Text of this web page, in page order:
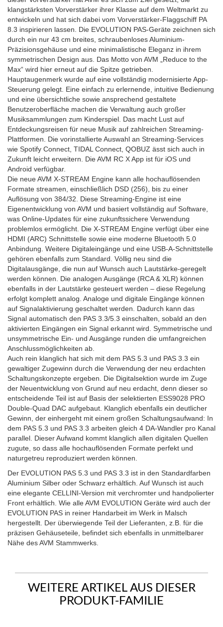
klangstärksten Vorverstärker ihrer Klasse auf dem Weltmarkt zu
entwickeln und hat sich dabei vom Vorverstärker-Flaggschiff PA
8.3 inspirieren lassen. Die EVOLUTION PAS-Geräte zeichnen sich
durch ein nur 43 cm breites, schraubenloses Aluminium-
Präzisionsgehäuse und eine minimalistische Eleganz in ihrem
symmetrischen Design aus. Das Motto von AVM „Reduce to the
Max“ wird hier erneut auf die Spitze getrieben.
Hauptaugenmerk wurde auf eine vollständig modernisierte App-
Steuerung gelegt. Eine einfach zu erlernende, intuitive Bedienung
und eine übersichtliche sowie ansprechend gestaltete
Benutzeroberfläche machen die Verwaltung auch großer
Musiksammlungen zum Kinderspiel. Das macht Lust auf
Entdeckungsreisen für neue Musik auf zahlreichen Streaming-
Plattformen. Die vorinstallierte Auswahl an Streaming-Services
wie Spotify Connect, TIDAL Connect, QOBUZ ässt sich auch in
Zukunft leicht erweitern. Die AVM RC X App ist für iOS und
Android verfügbar.
Die neue AVM X-STREAM Engine kann alle hochauflösenden
Formate streamen, einschließlich DSD (256), bis zu einer
Auflösung von 384/32. Diese Streaming-Engine ist eine
Eigenentwicklung von AVM und basiert vollständig auf Software,
was Online-Updates für eine zukunftssichere Verwendung
problemlos ermöglicht. Die X-STREAM Engine verfügt über eine
HDMI (ARC) Schnittstelle sowie eine moderne Bluetooth 5.0
Anbindung. Weitere Digitaleingänge und eine USB-A-Schnittstelle
gehören ebenfalls zum Standard. Völlig neu sind die
Digitalausgänge, die nun auf Wunsch auch Lautstärke-geregelt
werden können. Die analogen Ausgänge (RCA & XLR) können
ebenfalls in der Lautstärke gesteuert werden – diese Regelung
erfolgt komplett analog. Analoge und digitale Eingänge können
auf Signalaktivierung geschaltet werden. Dadurch kann das
Signal automatisch den PAS 3.3/5.3 einschalten, sobald an den
aktivierten Eingängen ein Signal erkannt wird. Symmetrische und
unsymmetrische Ein- und Ausgänge runden die umfangreichen
Anschlussmöglichkeiten ab.
Auch rein klanglich hat sich mit dem PAS 5.3 und PAS 3.3 ein
gewaltiger Zugewinn durch die Verwendung der neu erdachten
Schaltungskonzepte ergeben. Die Digitalsektion wurde im Zuge
der Neuentwicklung von Grund auf neu erdacht, denn dieser so
entscheidende Teil ist auf Basis der selektierten ESS9028 PRO
Double-Quad DAC aufgebaut. Klanglich ebenfalls ein deutlicher
Gewinn, der einhergeht mit einem großen Schaltungsaufwand: In
dem PAS 5.3 und PAS 3.3 arbeiten gleich 4 DA-Wandler pro Kanal
parallel. Dieser Aufwand kommt klanglich allen digitalen Quellen
zugute, so dass alle hochauflösenden Formate perfekt und
naturgetreu reproduziert werden können.
Der EVOLUTION PAS 5.3 und PAS 3.3 ist in den Standardfarben
Aluminium Silber oder Schwarz erhältlich. Auf Wunsch ist auch
eine elegante CELLINI-Version mit verchromter und handpolierter
Front erhältlich. Wie alle AVM EVOLUTION Geräte wird auch der
EVOLUTION PAS in reiner Handarbeit im Werk in Malsch
hergestellt. Der überwiegende Teil der Lieferanten, z.B. für die
präzisen Gehäuseteile, befindet sich ebenfalls in unmittelbarer
Nähe des AVM Stammwerks.
WEITERE ARTIKEL AUS DIESER
PRODUKT-FAMILIE